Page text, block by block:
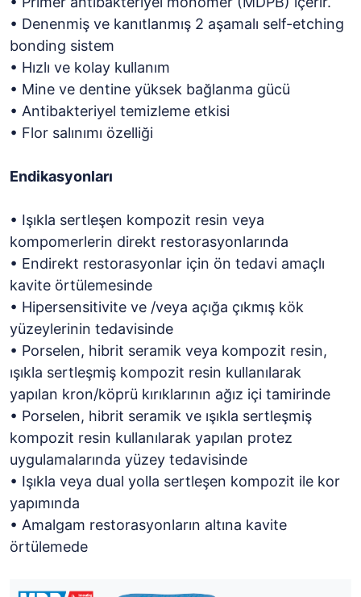
• Denenmiş ve kanıtlanmış 2 aşamalı self-etching
bonding sistem
• Hızlı ve kolay kullanım
• Mine ve dentine yüksek bağlanma gücü
• Antibakteriyel temizleme etkisi
• Flor salınımı özelliği
Endikasyonları
• Işıkla sertleşen kompozit resin veya
kompomerlerin direkt restorasyonlarında
• Endirekt restorasyonlar için ön tedavi amaçlı
kavite örtülemesinde
• Hipersensitivite ve /veya açığa çıkmış kök
yüzeylerinin tedavisinde
• Porselen, hibrit seramik veya kompozit resin,
ışıkla sertleşmiş kompozit resin kullanılarak
yapılan kron/köprü kırıklarının ağız içi tamirinde
• Porselen, hibrit seramik ve ışıkla sertleşmiş
kompozit resin kullanılarak yapılan protez
uygulamalarında yüzey tedavisinde
• Işıkla veya dual yolla sertleşen kompozit ile kor
yapımında
• Amalgam restorasyonların altına kavite
örtülemede